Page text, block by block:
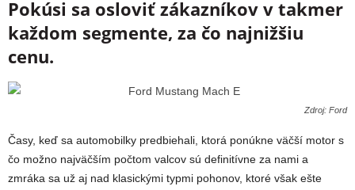
Pokúsi sa osloviť zákazníkov v takmer
každom segmente, za čo najnižšiu
cenu.
Zdroj: Ford
Časy, keď sa automobilky predbiehali, ktorá ponúkne väčší motor s
čo možno najväčším počtom valcov sú definitívne za nami a
zmráka sa už aj nad klasickými typmi pohonov, ktoré však ešte